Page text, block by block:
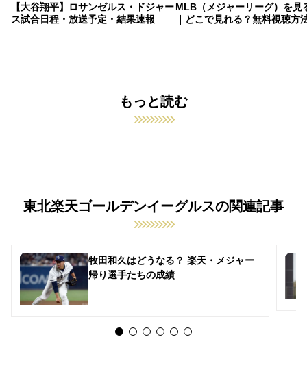
【大谷翔平】ロサンゼルス・ドジャー
ス試合日程・放送予定・結果速報
MLB（メジャーリーグ）を見
｜どこで見れる？無料視聴方
もっと読む
東北楽天ゴールデンイーグルスの関連記事
牧田和久はどうなる？ 楽天・メジャー
帰り選手たちの成績